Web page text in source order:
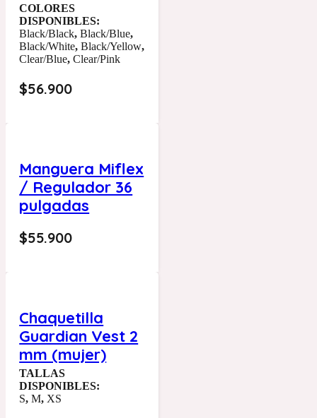
COLORES
DISPONIBLES:
Black/Black,Black/Blue,
Black/White,Black/Yellow,
Clear/Blue,Clear/Pink
$56.900
Manguera Miflex
/ Regulador 36
pulgadas
$55.900
Chaquetilla
Guardian Vest 2
mm (mujer)
TALLAS
DISPONIBLES:
S,M, XS